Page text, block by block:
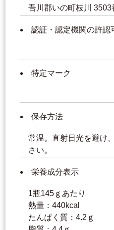
吾川郡いの町枝川 3503
認証・認定機関の許認
特定マーク
保存方法
常温。直射日光を避け
さい。
栄養成分表示
1瓶145ｇあたり
熱量：440kcal
たんぱく質：4.2ｇ